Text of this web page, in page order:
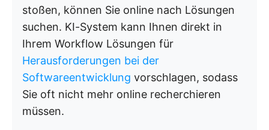
stoßen, können Sie online nach Lösungen
suchen. KI-System kann Ihnen direkt in
Ihrem Workflow Lösungen für
Herausforderungen bei der
Softwareentwicklung vorschlagen, sodass
Sie oft nicht mehr online recherchieren
müssen.